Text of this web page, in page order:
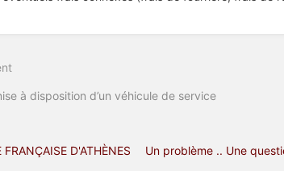
à disposition d’un véhicule de service
FRANÇAISE D'ATHÈNES Un problème .. Une